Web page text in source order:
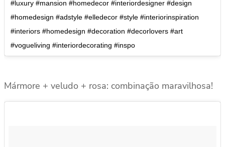
#luxury #mansion #homedecor #interiordesigner #design
#homedesign #adstyle #elledecor #style #interiorinspiration
#interiors #homedesign #decoration #decorlovers #art
#vogueliving #interiordecorating #inspo
Mármore + veludo + rosa: combinação maravilhosa!